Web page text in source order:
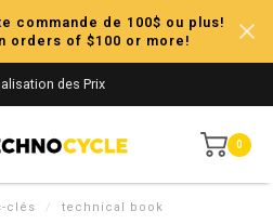
commande de 100$ ou plus!
orders of $100 or more!
des Prix
0
clés / technical book